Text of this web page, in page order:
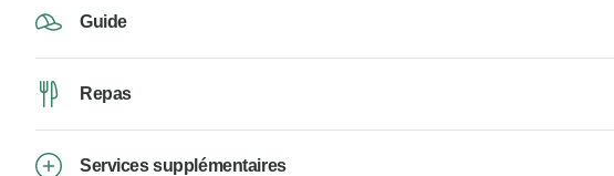
Guide
Repas
Services supplémentaires